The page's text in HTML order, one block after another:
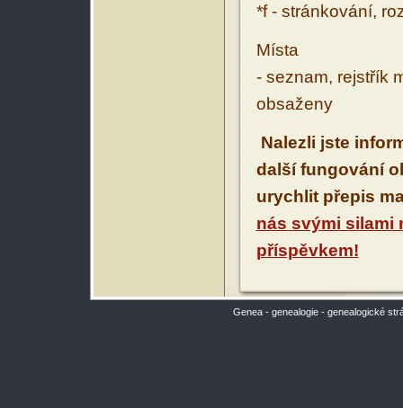
*f - stránkování,
Místa
- seznam, rejstřík
obsaženy
Nalezli jste
další fungování
urychlit přepis
nás svými silami
příspěvkem!
Genea - genealogie - genealogické